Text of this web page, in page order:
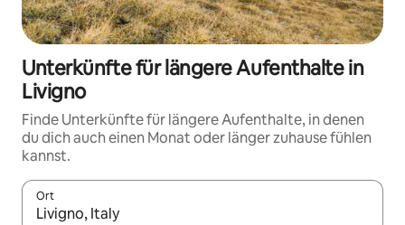
Unterkünfte für längere Aufenthalte in
Livigno
Finde Unterkünfte für längere Aufenthalte, in denen
du dich auch einen Monat oder länger zuhause fühlen
kannst.
Ort
Wenn Ergebnisse verfügbar sind, navigiere mit den